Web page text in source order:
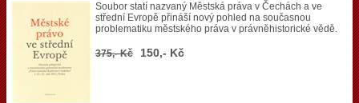
Soubor statí nazvaný Městská práva v Čechách a ve
střední Evropě přináší nový pohled na současnou
problematiku městského práva v právněhistorické vědě.
375,- Kč 150,- Kč